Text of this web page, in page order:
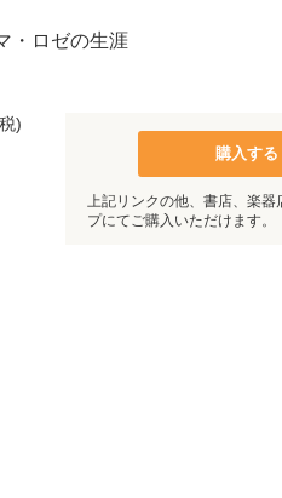
・ロゼの生涯
)
購入する
上記リンクの他、書店、楽器
プにてご購入いただけます。